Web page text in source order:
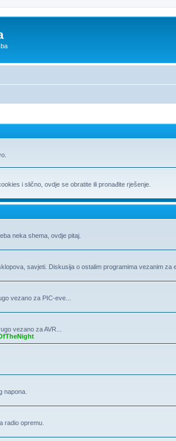
i slično, ovdje se obratite ili pronađite rješenje.
neka shema, ovdje pitaj.
savjeti. Diskusija o ostalim programima vezanim za
vezano za PIC-eve...
vezano za AVR...
napona.
radio opremu.